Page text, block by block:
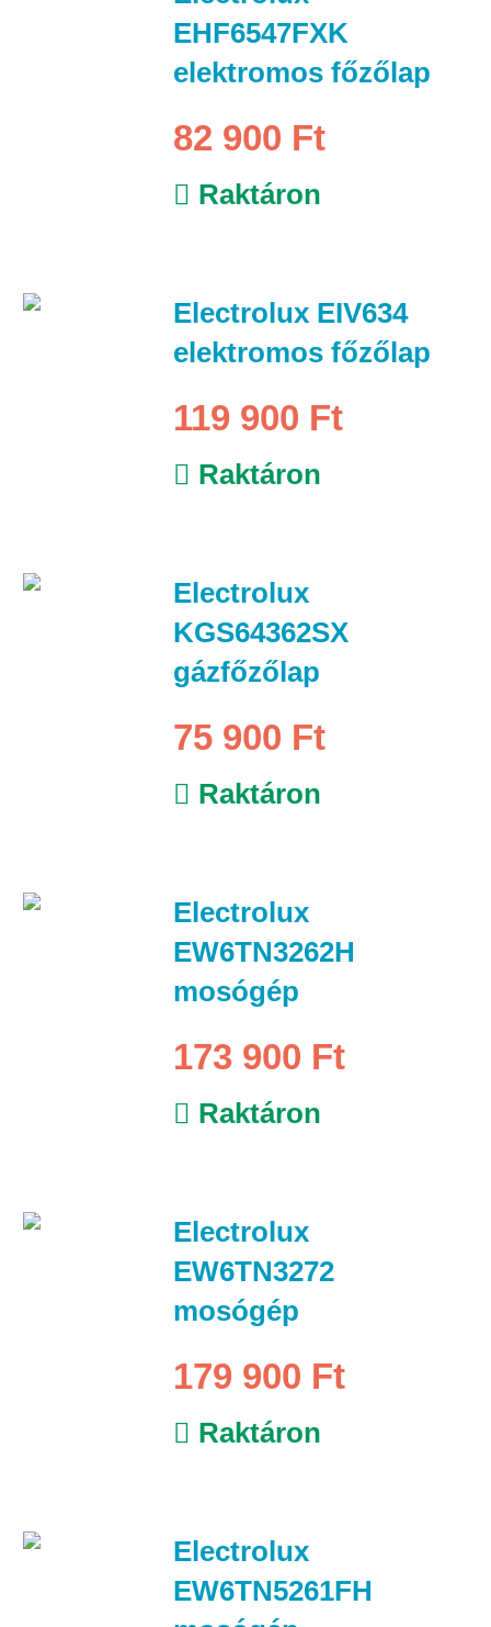
EHF6547FXK
elektromos főzőlap
82 900 Ft
Raktáron
Electrolux EIV634
elektromos főzőlap
119 900 Ft
Raktáron
Electrolux
KGS64362SX
gázfőzőlap
75 900 Ft
Raktáron
Electrolux
EW6TN3262H
mosógép
173 900 Ft
Raktáron
Electrolux
EW6TN3272
mosógép
179 900 Ft
Raktáron
Electrolux
EW6TN5261FH